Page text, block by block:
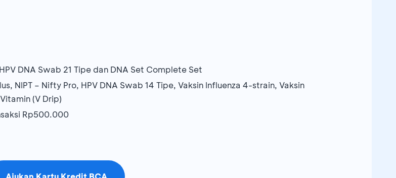
DNA Swab 21 Tipe dan DNA Set Complete Set
NIPT – Nifty Pro, HPV DNA Swab 14 Tipe, Vaksin Influenza 4-strain, Vaksin
(V Drip)
Rp500.000